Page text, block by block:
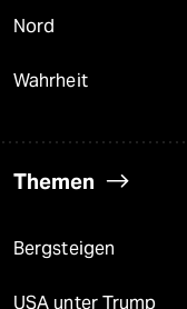
Nord
Wahrheit
Themen
Bergsteigen
USA unter Trump